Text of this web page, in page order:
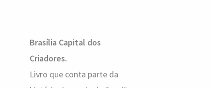
Brasília Capital dos
Criadores.
Livro que conta parte da